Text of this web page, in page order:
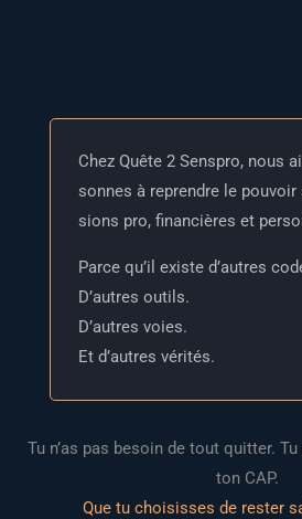
Chez Quête 2 Sens­pro, nous
sonnes à reprendre le
sions pro, finan­cières et
Parce qu’il existe d’autres
D’autres outils.
D’autres voies.
Et d’autres vérités.
Tu n’as pas besoin de tout quit­ter.
ton CAP.
Que tu choi­sisses de res­ter